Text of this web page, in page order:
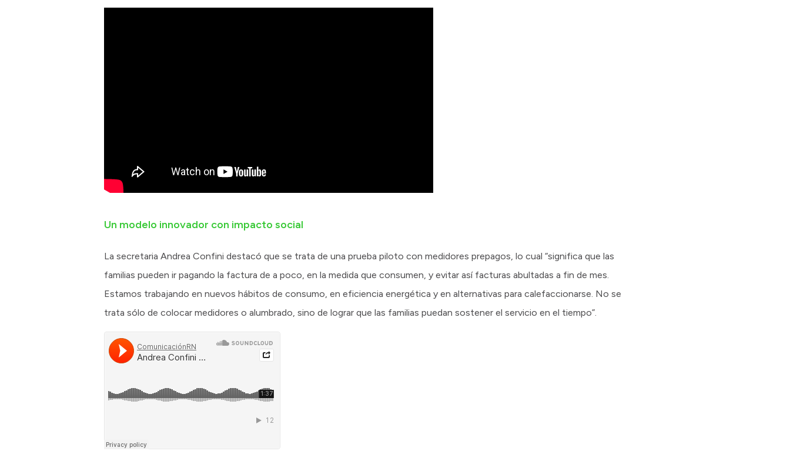
Un modelo innovador con impacto social
La secretaria Andrea Confini destacó que se trata de una prueba piloto con medidores prepagos, lo cual “significa que las
familias pueden ir pagando la factura de a poco, en la medida que consumen, y evitar así facturas abultadas a fin de mes.
Estamos trabajando en nuevos hábitos de consumo, en eficiencia energética y en alternativas para calefaccionarse. No se
trata sólo de colocar medidores o alumbrado, sino de lograr que las familias puedan sostener el servicio en el tiempo”.